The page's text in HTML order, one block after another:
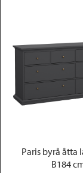
Paris byrå åtta
B184